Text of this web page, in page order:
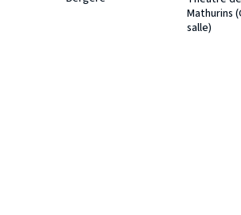
Mathurins
salle)